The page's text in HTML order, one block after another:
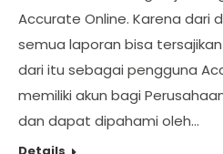
Accurate Online. Karena dari
semua laporan bisa
dari itu sebagai pengguna
memiliki akun bagi
dan dapat dipahami oleh…